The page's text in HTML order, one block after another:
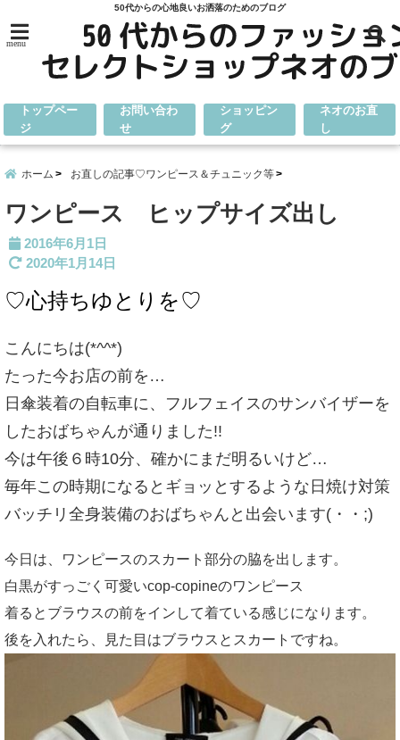
50代からの心地良いお洒落のためのブログ
menu
トップペー
ジ
お問い合わ
せ
ショッピン
グ
ネオのお直
し
ホーム お直しの記事♡ワンピース＆チュニック等
ワンピース ヒップサイズ出し
2016年6月1日
2020年1月14日
♡心持ちゆとりを♡
こんにちは(*^^*)
たった今お店の前を…
日傘装着の自転車に、フルフェイスのサンバイザーを
したおばちゃんが通りました!!
今は午後６時10分、確かにまだ明るいけど…
毎年この時期になるとギョッとするような日焼け対策
バッチリ全身装備のおばちゃんと出会います(・・;)
今日は、ワンピースのスカート部分の脇を出します。
白黒がすっごく可愛いcop-copineのワンピース
着るとブラウスの前をインして着ている感じになります。
後を入れたら、見た目はブラウスとスカートですね。